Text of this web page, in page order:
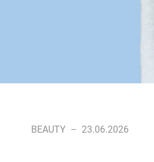
BEAUTY – 23.06.2026